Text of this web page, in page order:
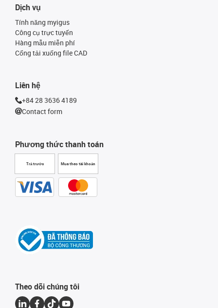
Phương thức thanh toán
Trả trước Mua theo tài khoản
Dịch vụ
Tính năng myigus
Công cụ trực tuyến
Hàng mẫu miễn phí
Cổng tải xuống file CAD
Liên hệ
+84 28 3636 4189
Contact form
Theo dõi chúng tôi